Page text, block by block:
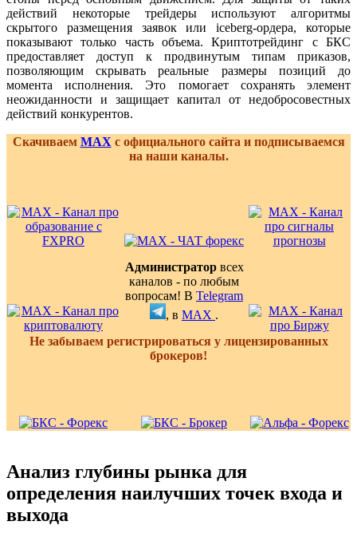
действий некоторые трейдеры используют алгоритмы
скрытого размещения заявок или iceberg-ордера, которые
показывают только часть объема. Криптотрейдинг с БКС
предоставляет доступ к продвинутым типам приказов,
позволяющим скрывать реальные размеры позиций до
момента исполнения. Это помогает сохранять элемент
неожиданности и защищает капитал от недобросовестных
действий конкурентов.
Скачиваем MAX с официального сайта и подписываемся
на наши каналы.
Администраторвсех
каналов - по любым
вопросам! В Telegram
, в MAX .
Не забываем регистрироваться у лицензированных
брокеров!
Анализ глубины рынка для
определения наилучших точек входа и
выхода